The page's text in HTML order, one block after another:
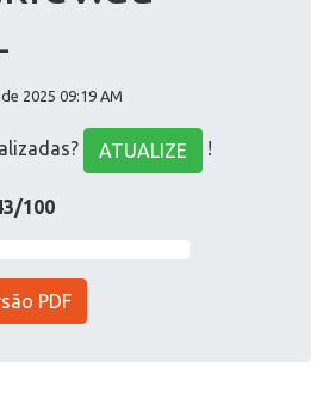
2025 09:19 AM
ATUALIZE !
100
PDF